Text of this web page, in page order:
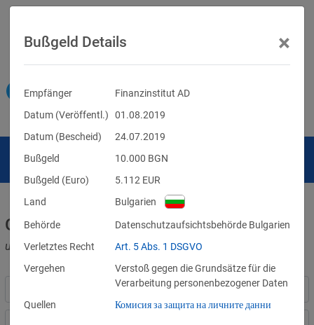
Geldbußen für DSGVO-Verstöße
und für Verletzungen anderer Datenschutzgesetze
Bußgeld Details ×
Empfänger
Finanzinstitut AD
Datum (Veröffentl.)
01.08.2019
Datum (Bescheid)
24.07.2019
Bußgeld
10.000 BGN
Bußgeld (Euro)
5.112 EUR
Land
Bulgarien
Behörde
Datenschutzaufsichtsbehörde Bulgarien
Verletztes Recht
Art. 5 Abs. 1 DSGVO
Vergehen
Verstoß gegen die Grundsätze für die
Verarbeitung personenbezogener Daten
Quellen
Комисия за защита на личните данни